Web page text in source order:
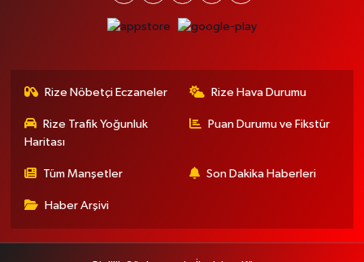
Rize Nöbetçi Eczaneler Rize Hava Durumu
Rize Trafik Yoğunluk
Haritası
Puan Durumu ve Fikstür
Tüm Manşetler Son Dakika Haberleri
Haber Arşivi